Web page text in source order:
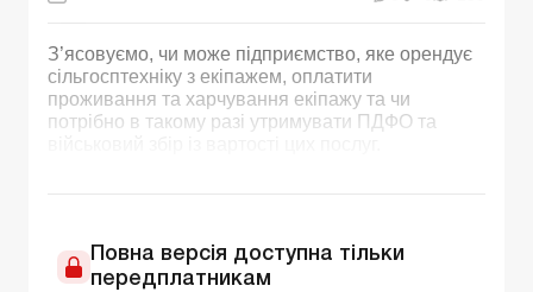
З’ясовуємо, чи може підприємство, яке орендує
сільгосптехніку з екіпажем, оплатити
проживання та харчування екіпажу та чи
потрібно в такому разі утримувати ПДФО та
Повна версія доступна тільки
передплатникам